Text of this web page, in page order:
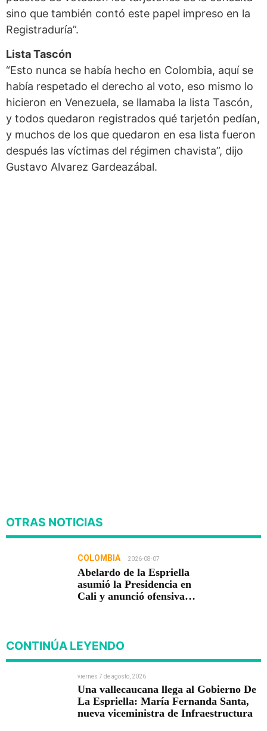
sino que también contó este papel impreso en la
Registraduría”.
Lista Tascón
“Esto nunca se había hecho en Colombia, aquí se
había respetado el derecho al voto, eso mismo lo
hicieron en Venezuela, se llamaba la lista Tascón,
y todos quedaron registrados qué tarjetón pedían,
y muchos de los que quedaron en esa lista fueron
después las víctimas del régimen chavista”, dijo
Gustavo Alvarez Gardeazábal.
OTRAS NOTICIAS
COLOMBIA 2026-08-07
Abelardo de la Espriella
asumió la Presidencia en
Cali y anunció ofensiva
CONTINÚA LEYENDO
viernes 7 de agosto, 2026
Una vallecaucana llega al Gobierno De
La Espriella: María Fernanda Santa,
nueva viceministra de Infraestructura